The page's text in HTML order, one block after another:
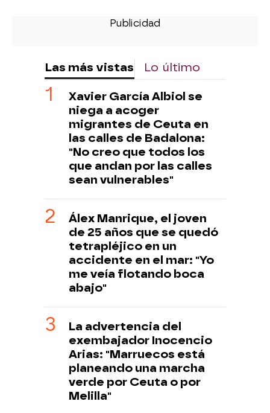
Las más vistas Lo último
Xavier García Albiol se
niega a acoger
migrantes de Ceuta en
las calles de Badalona:
"No creo que todos los
que andan por las calles
sean vulnerables"
Álex Manrique, el joven
de 25 años que se quedó
tetrapléjico en un
accidente en el mar: "Yo
me veía flotando boca
abajo"
La advertencia del
exembajador Inocencio
Arias: "Marruecos está
planeando una marcha
verde por Ceuta o por
Melilla"